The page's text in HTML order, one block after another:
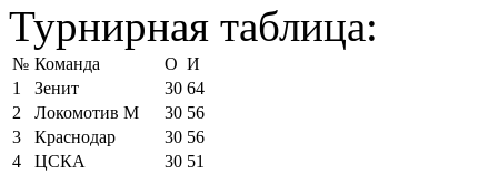
Турнирная таблица:
№ Команда О И
1
Зенит 30 64
2
Локомотив М 30 56
3
Краснодар 30 56
4
ЦСКА 30 51